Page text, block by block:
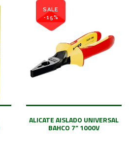
SALE
-15%
ALICATE AISLADO UNIVERSAL
BAHCO 7” 1000V